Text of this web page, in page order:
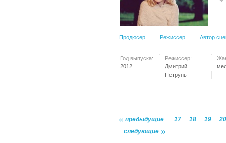
Продюсер Режиссер Автор
Год выпуска:
2012
Режиссер:
Дмитрий
Петрунь
предыдущие 17 18 19
20
следующие